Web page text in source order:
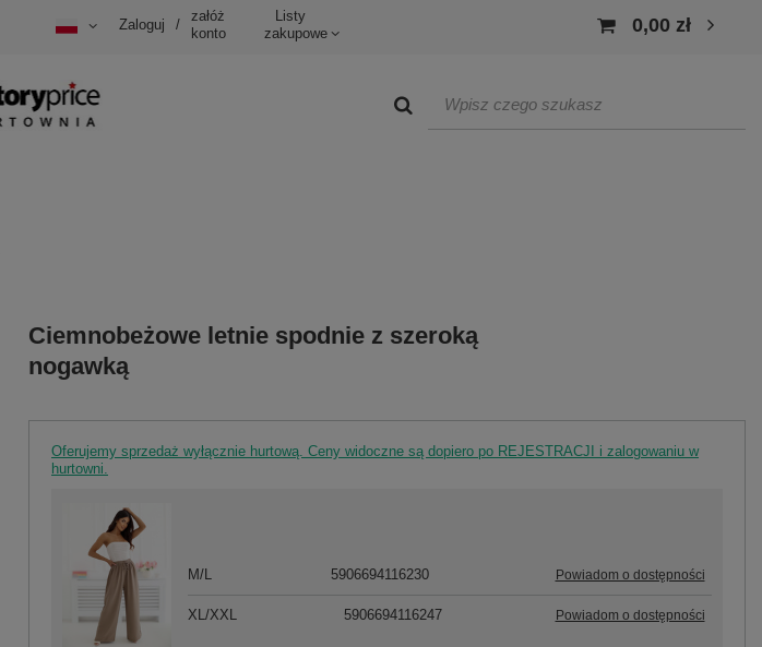
Zaloguj /
załóż
konto
Listy
zakupowe
0,00 zł
Ciemnobeżowe letnie spodnie z szeroką
nogawką
Oferujemy sprzedaż wyłącznie hurtową. Ceny widoczne są dopiero po REJESTRACJI i zalogowaniu w
hurtowni.
M/L 5906694116230 Powiadom o dostępności
XL/XXL 5906694116247 Powiadom o dostępności